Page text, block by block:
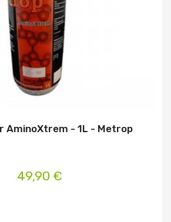
AminoXtrem - 1L - Metrop
49,90 €